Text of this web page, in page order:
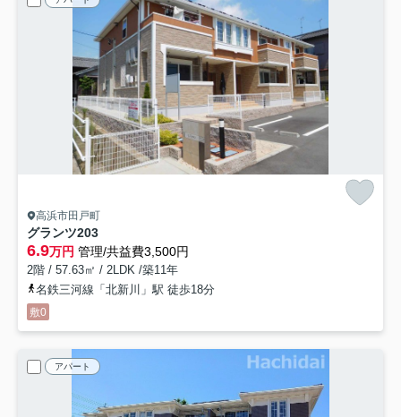
高浜市田戸町
グランツ203
6.9万円 管理/共益費3,500円
2階 / 57.63㎡ / 2LDK /築11年
名鉄三河線「北新川」駅 徒歩18分
敷0
アパート